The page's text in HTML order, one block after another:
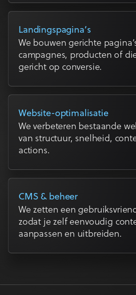
Landingspagina’s
We bouwen gerichte
campagnes, producten of
gericht op conversie.
Website-optimalisatie
We verbeteren bestaande
van structuur, snelheid,
actions.
CMS & beheer
We zetten een
zodat je zelf eenvoudig
aanpassen en uitbreiden.